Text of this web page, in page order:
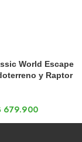
World Escape
y Raptor
679.900